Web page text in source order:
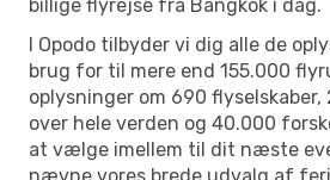
billige flyrejse fra Bangkok i dag.
I Opodo tilbyder vi dig alle de
brug for til mere end 155.000
oplysninger om 690
over hele verden og 40.000
at vælge imellem til dit næste